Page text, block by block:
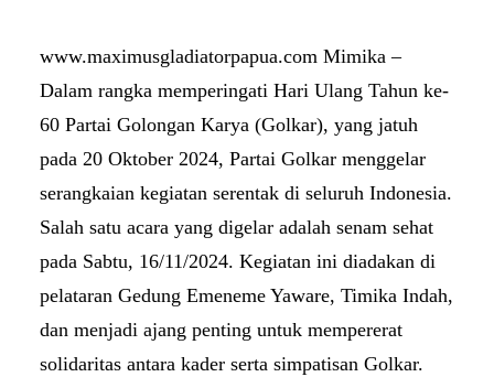
www.maximusgladiatorpapua.com Mimika –
Dalam rangka memperingati Hari Ulang Tahun ke-
60 Partai Golongan Karya (Golkar), yang jatuh
pada 20 Oktober 2024, Partai Golkar menggelar
serangkaian kegiatan serentak di seluruh Indonesia.
Salah satu acara yang digelar adalah senam sehat
pada Sabtu, 16/11/2024. Kegiatan ini diadakan di
pelataran Gedung Emeneme Yaware, Timika Indah,
dan menjadi ajang penting untuk mempererat
solidaritas antara kader serta simpatisan Golkar.